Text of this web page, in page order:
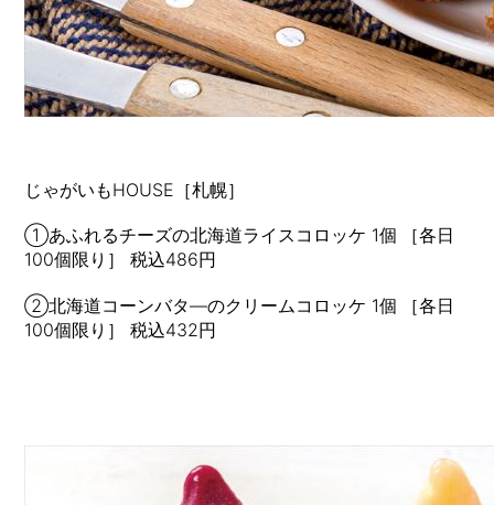
じゃがいもHOUSE［札幌］
①あふれるチーズの北海道ライスコロッケ 1個
［各日
100個限り］ 税込486円
②北海道コーンバタ―のクリームコロッケ 1個
［各日
100個限り］ 税込432円